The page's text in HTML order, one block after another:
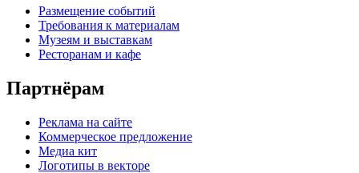
Размещение событий
Требования к материалам
Музеям и выставкам
Ресторанам и кафе
Партнёрам
Реклама на сайте
Коммерческое предложение
Медиа кит
Логотипы в векторе